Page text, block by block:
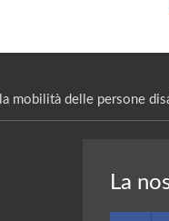
mobilità delle persone
La